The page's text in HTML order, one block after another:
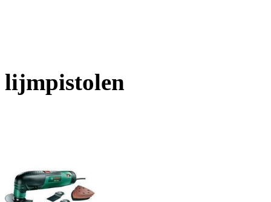
lijmpistolen